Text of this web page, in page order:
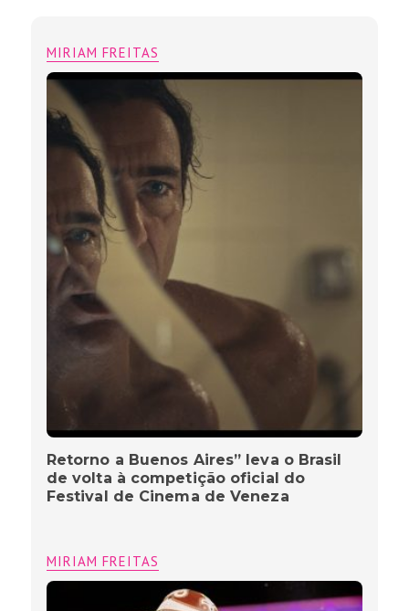
MIRIAM FREITAS
Retorno a Buenos Aires” leva o Brasil
de volta à competição oficial do
Festival de Cinema de Veneza
MIRIAM FREITAS